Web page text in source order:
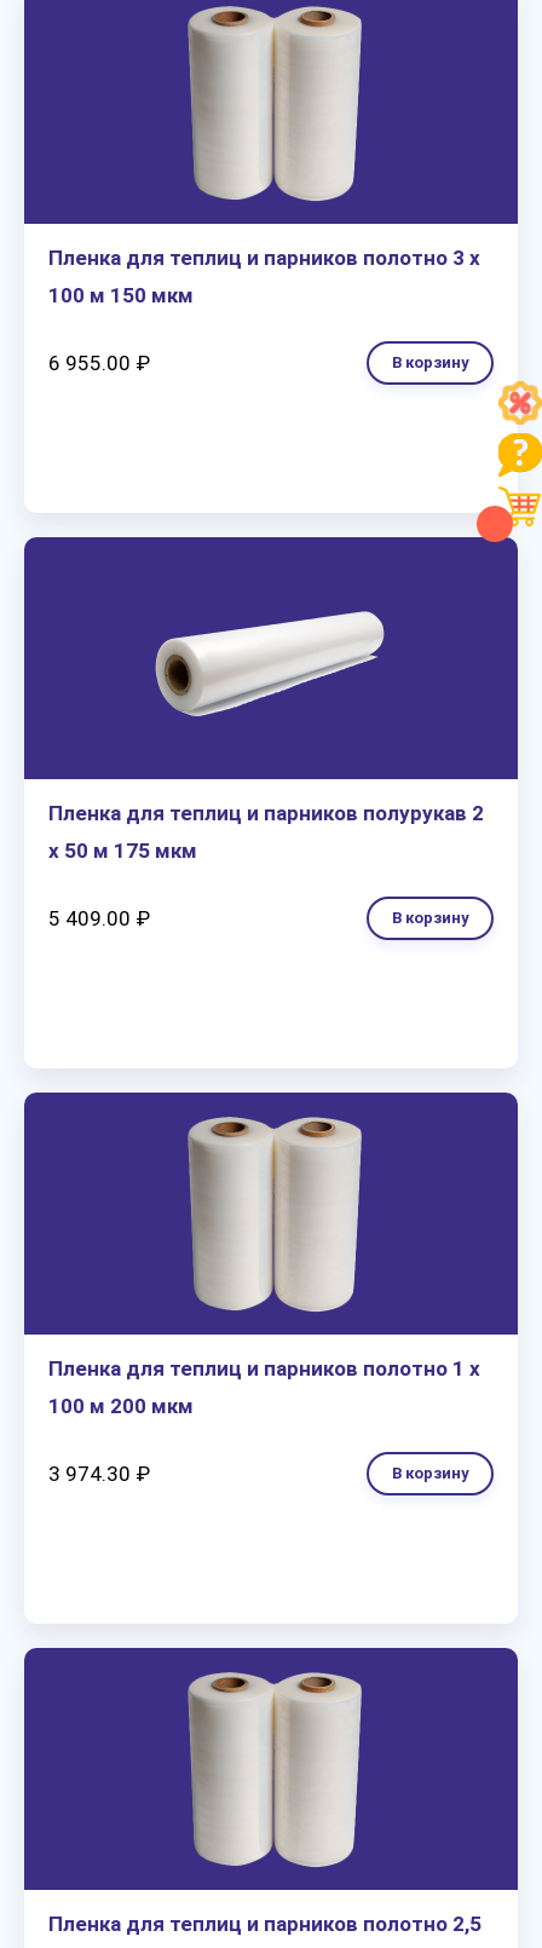
Пленка для теплиц и парников полотно 3 х
100 м 150 мкм
6 955.00 ₽ В корзину
Пленка для теплиц и парников полурукав 2
х 50 м 175 мкм
5 409.00 ₽ В корзину
Пленка для теплиц и парников полотно 1 х
100 м 200 мкм
3 974.30 ₽ В корзину
Пленка для теплиц и парников полотно 2,5